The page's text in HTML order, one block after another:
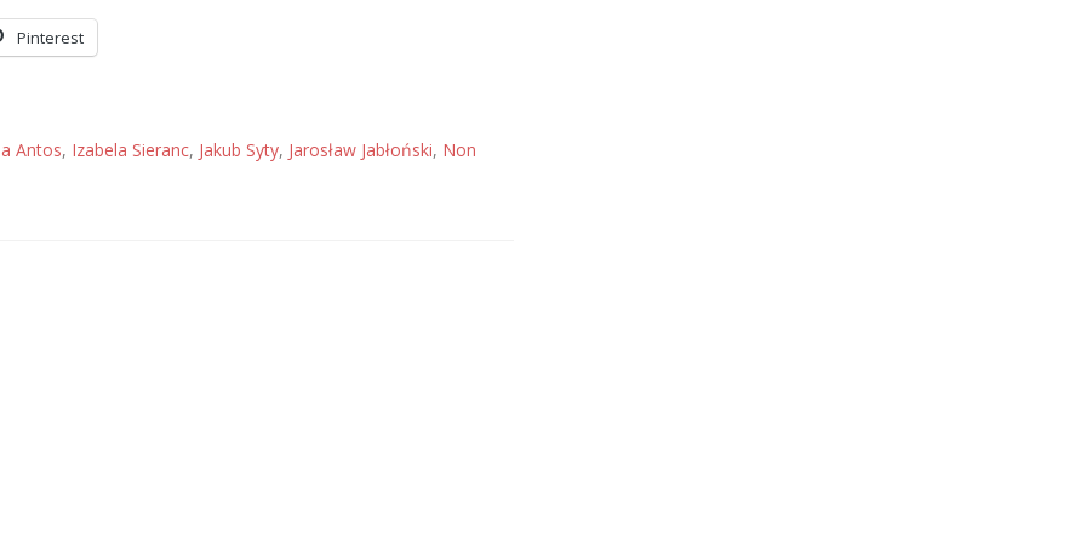
Pinterest
Antos, Izabela Sieranc, Jakub Syty, Jarosław Jabłoński, Non